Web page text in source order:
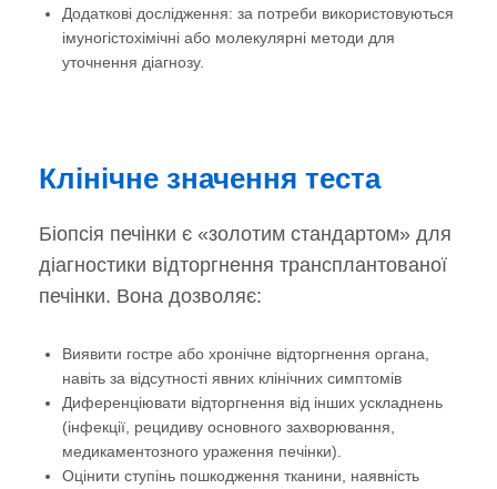
Додаткові дослідження: за потреби використовуються
імуногістохімічні або молекулярні методи для
уточнення діагнозу.
Клінічне значення теста
Біопсія печінки є «золотим стандартом» для
діагностики відторгнення трансплантованої
печінки. Вона дозволяє:
Виявити гостре або хронічне відторгнення органа,
навіть за відсутності явних клінічних симптомів
Диференціювати відторгнення від інших ускладнень
(інфекції, рецидиву основного захворювання,
медикаментозного ураження печінки).
Оцінити ступінь пошкодження тканини, наявність